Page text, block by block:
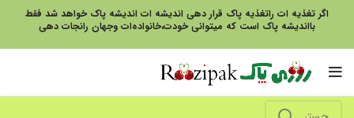
اگر تغذیه ات راتغذیه پاک قرار دهی اندیشه ات اندیشه پاک خواهد شد فقط
بااندیشه پاک است که میتوانی خودت،خانواده‌ات وجهان رانجات دهی